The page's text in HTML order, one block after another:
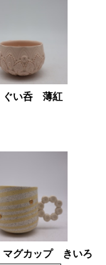
い呑 薄紅
グカップ きいろ